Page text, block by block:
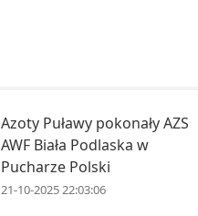
Azoty Puławy pokonały AZS
AWF Biała Podlaska w
Pucharze Polski
21-10-2025 22:03:06